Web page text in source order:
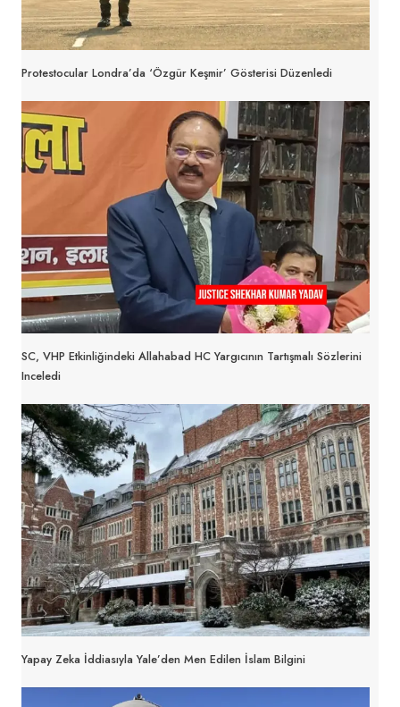
Protestocular Londra’da ‘Özgür Keşmir’ Gösterisi Düzenledi
SC, VHP Etkinliğindeki Allahabad HC Yargıcının Tartışmalı Sözlerini
Inceledi
Yapay Zeka İddiasıyla Yale’den Men Edilen İslam Bilgini